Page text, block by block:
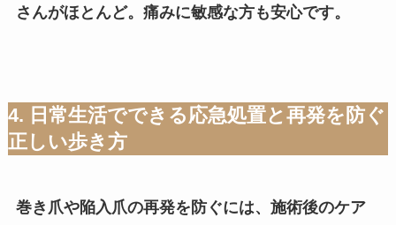
さんがほとんど。痛みに敏感な方も安心です。
4. 日常生活でできる応急処置と再発を防ぐ
正しい歩き方
巻き爪や陥入爪の再発を防ぐには、施術後のケア